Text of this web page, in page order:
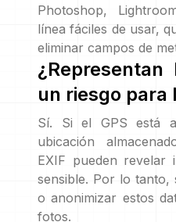
Photoshop,
línea fáciles de usar,
eliminar campos de
un riesgo para
Sí. Si el GPS está
ubicación
EXIF pueden revelar
sensible. Por lo tanto,
o anonimizar estos
fotos.